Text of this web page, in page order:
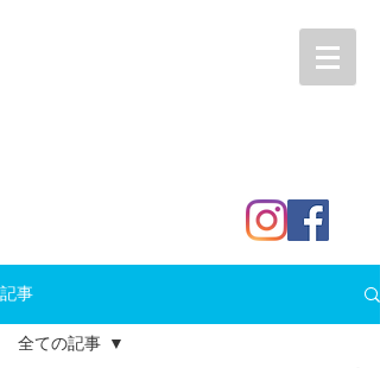
記事
全ての記事